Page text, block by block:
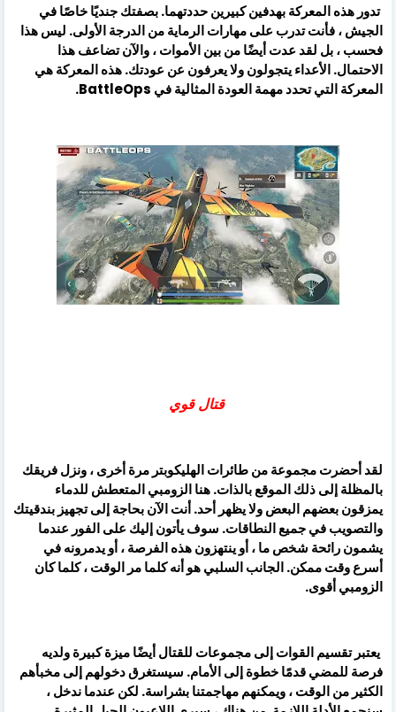
تدور هذه المعركة بهدفين كبيرين حددتهما. بصفتك جنديًا خاصًا في
الجيش ، فأنت تدرب على مهارات الرماية من الدرجة الأولى. ليس هذا
فحسب ، بل لقد عدت أيضًا من بين الأموات ، والآن تضاعف هذا
الاحتمال. الأعداء يتجولون ولا يعرفون عن عودتك. هذه المعركة هي
المعركة التي تحدد مهمة العودة المثالية في BattleOps.
قتال قوي
لقد أحضرت مجموعة من طائرات الهليكوبتر مرة أخرى ، ونزل فريقك
بالمظلة إلى ذلك الموقع بالذات. هنا الزومبي المتعطش للدماء
يمزقون بعضهم البعض ولا يظهر أحد. أنت الآن بحاجة إلى تجهيز بندقيتك
والتصويب في جميع النطاقات. سوف يأتون إليك على الفور عندما
يشمون رائحة شخص ما ، أو ينتهزون هذه الفرصة ، أو يدمرونه في
أسرع وقت ممكن. الجانب السلبي هو أنه كلما مر الوقت ، كلما كان
الزومبي أقوى.
يعتبر تقسيم القوات إلى مجموعات للقتال أيضًا ميزة كبيرة ولديه
فرصة للمضي قدمًا خطوة إلى الأمام. سيستغرق دخولهم إلى مخبأهم
الكثير من الوقت ، ويمكنهم مهاجمتنا بشراسة. لكن عندما ندخل ،